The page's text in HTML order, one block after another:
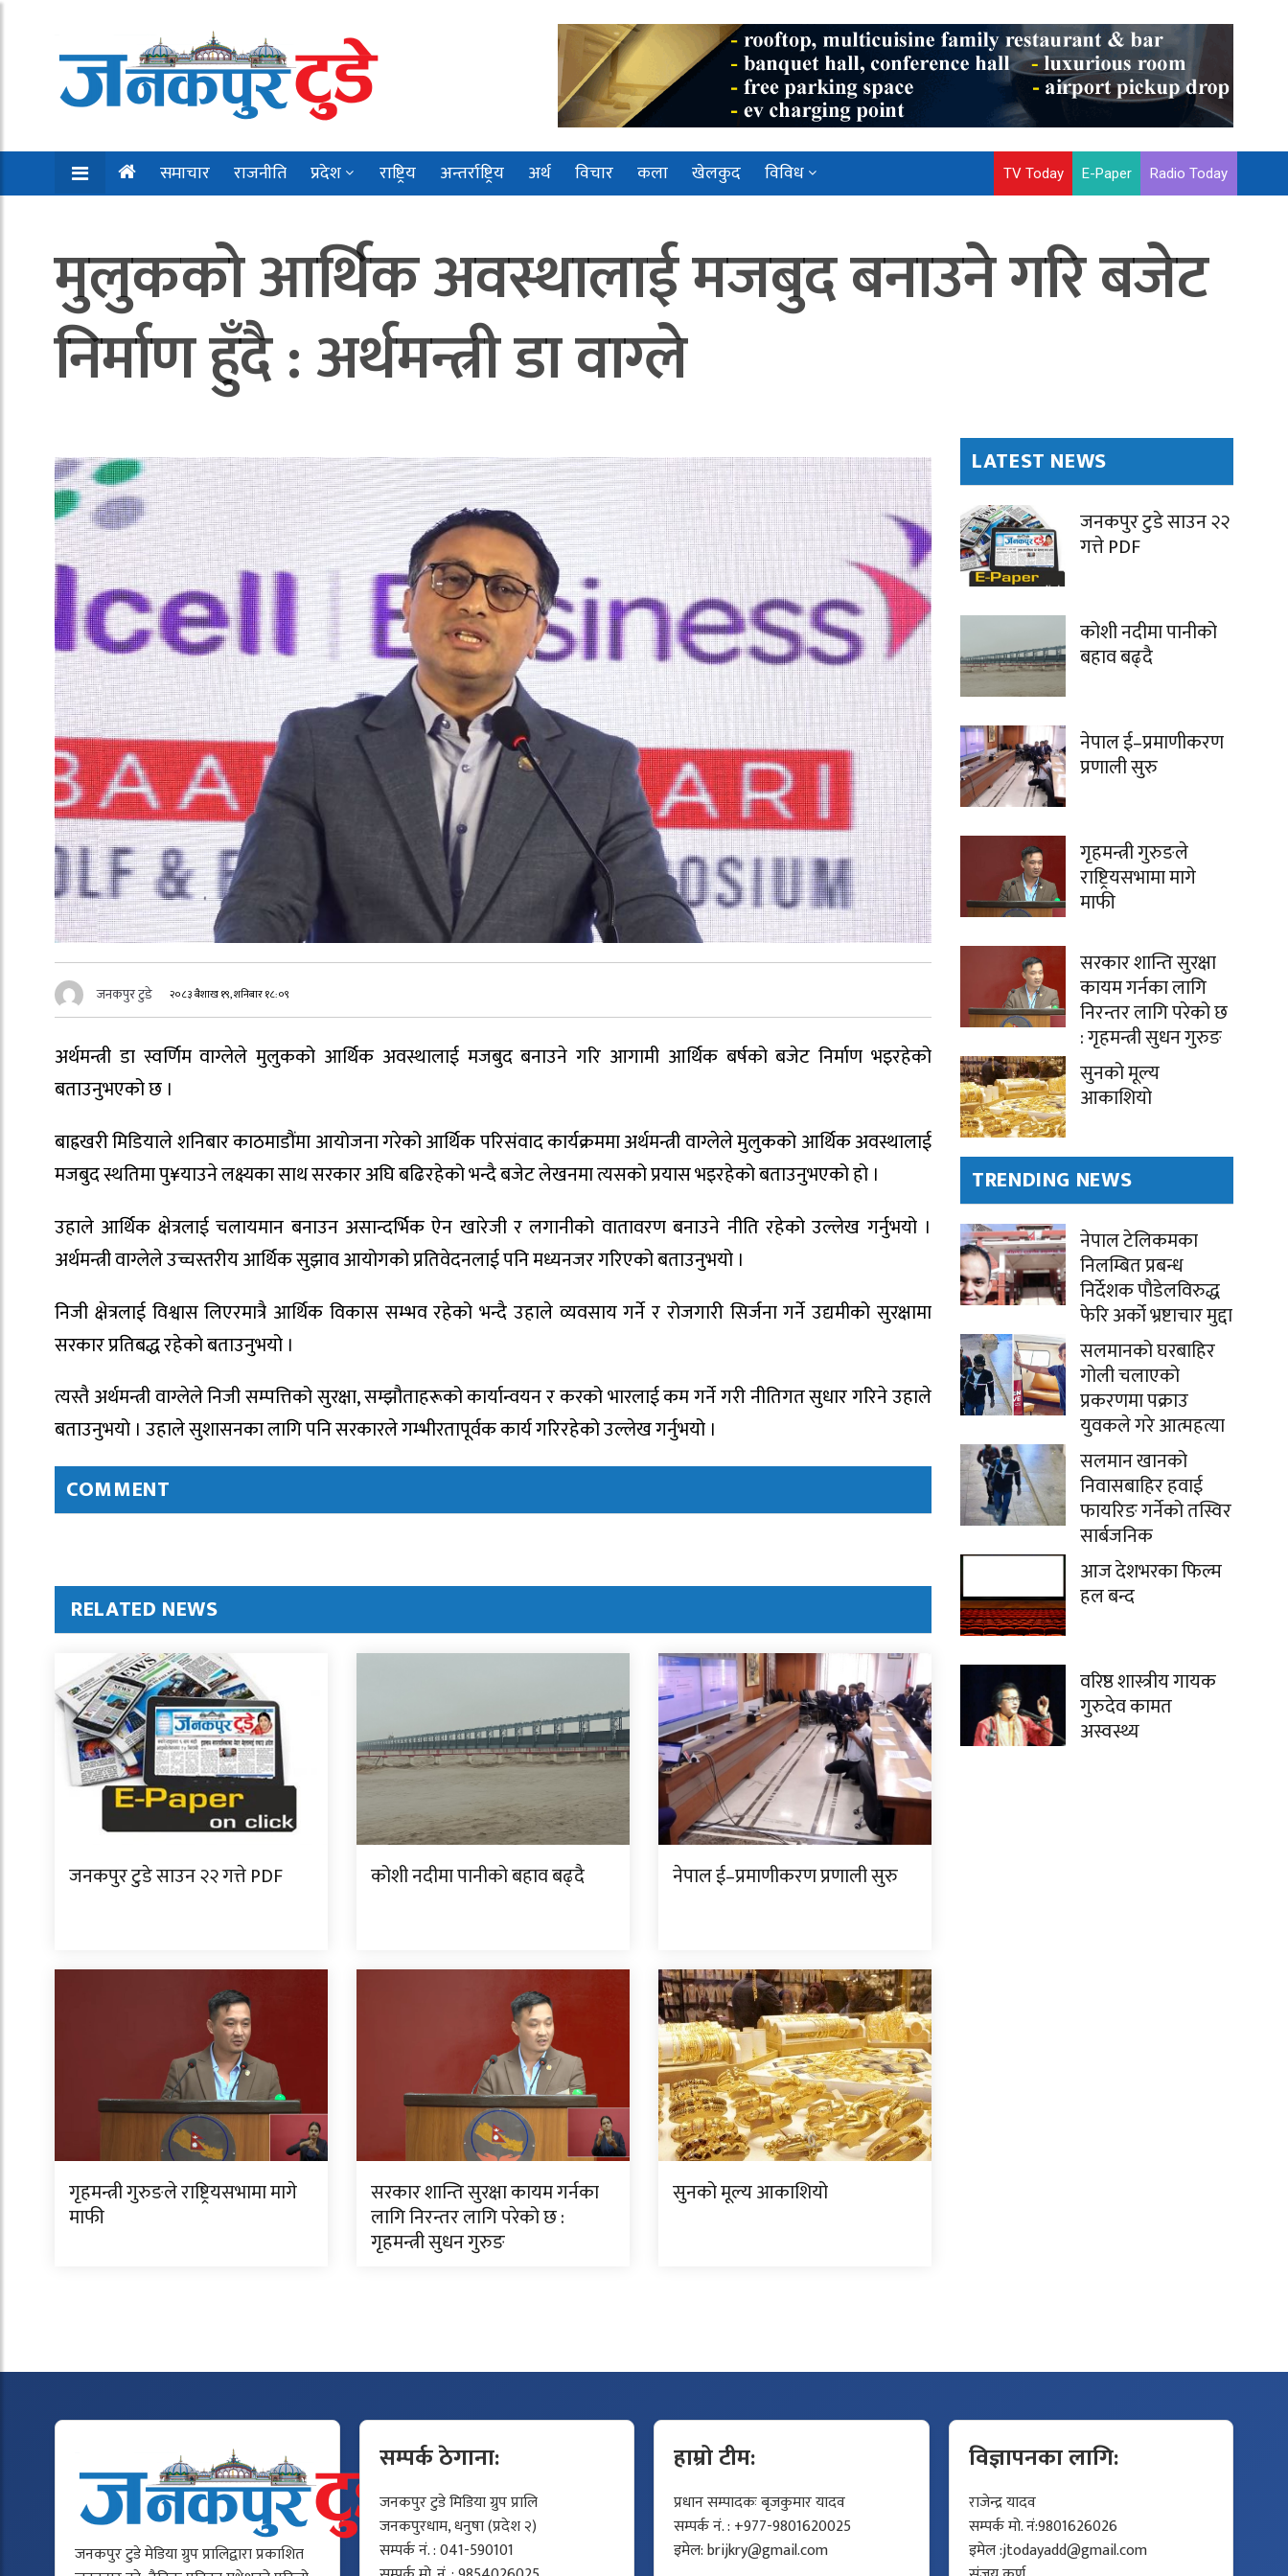
समाचार राजनीति प्रदेश राष्ट्रिय अन्तर्राष्ट्रिय अर्थ विचार कला खेलकुद विविध TV Today E-Paper Radio Today
मुलुकको आर्थिक अवस्थालाई मजबुद बनाउने गरि बजेट
निर्माण हुँदै : अर्थमन्त्री डा वाग्ले
जनकपुर टुडे २०८३ बैशाख १९, शनिबार १८:०९
अर्थमन्त्री डा स्वर्णिम वाग्लेले मुलुकको आर्थिक अवस्थालाई मजबुद बनाउने गरि आगामी आर्थिक बर्षको बजेट निर्माण भइरहेको
बताउनुभएको छ ।
बाह्रखरी मिडियाले शनिबार काठमाडौंमा आयोजना गरेको आर्थिक परिसंवाद कार्यक्रममा अर्थमन्त्री वाग्लेले मुलुकको आर्थिक अवस्थालाई
मजबुद स्थतिमा पु¥याउने लक्ष्यका साथ सरकार अघि बढिरहेको भन्दै बजेट लेखनमा त्यसको प्रयास भइरहेको बताउनुभएको हो ।
उहाले आर्थिक क्षेत्रलाई चलायमान बनाउन असान्दर्भिक ऐन खारेजी र लगानीको वातावरण बनाउने नीति रहेको उल्लेख गर्नुभयो ।
अर्थमन्त्री वाग्लेले उच्चस्तरीय आर्थिक सुझाव आयोगको प्रतिवेदनलाई पनि मध्यनजर गरिएको बताउनुभयो ।
निजी क्षेत्रलाई विश्वास लिएरमात्रै आर्थिक विकास सम्भव रहेको भन्दै उहाले व्यवसाय गर्ने र रोजगारी सिर्जना गर्ने उद्यमीको सुरक्षामा
सरकार प्रतिबद्ध रहेको बताउनुभयो ।
त्यस्तै अर्थमन्त्री वाग्लेले निजी सम्पत्तिको सुरक्षा, सम्झौताहरूको कार्यान्वयन र करको भारलाई कम गर्ने गरी नीतिगत सुधार गरिने उहाले
बताउनुभयो । उहाले सुशासनका लागि पनि सरकारले गम्भीरतापूर्वक कार्य गरिरहेको उल्लेख गर्नुभयो ।
COMMENT
RELATED NEWS
जनकपुर टुडे साउन २२ गत्ते PDF कोशी नदीमा पानीको बहाव बढ्दै नेपाल ई–प्रमाणीकरण प्रणाली सुरु
गृहमन्त्री गुरुङले राष्ट्रियसभामा मागे
माफी
सरकार शान्ति सुरक्षा कायम गर्नका
लागि निरन्तर लागि परेको छ :
गृहमन्त्री सुधन गुरुङ
सुनको मूल्य आकाशियो
LATEST NEWS
जनकपुर टुडे साउन २२
गत्ते PDF
कोशी नदीमा पानीको
बहाव बढ्दै
नेपाल ई–प्रमाणीकरण
प्रणाली सुरु
गृहमन्त्री गुरुङले
राष्ट्रियसभामा मागे
माफी
सरकार शान्ति सुरक्षा
कायम गर्नका लागि
निरन्तर लागि परेको छ
: गृहमन्त्री सुधन गुरुङ
सुनको मूल्य
आकाशियो
TRENDING NEWS
नेपाल टेलिकमका
निलम्बित प्रबन्ध
निर्देशक पौडेलविरुद्ध
फेरि अर्को भ्रष्टाचार मुद्दा
सलमानको घरबाहिर
गोली चलाएको
प्रकरणमा पक्राउ
युवकले गरे आत्महत्या
सलमान खानको
निवासबाहिर हवाई
फायरिङ गर्नेको तस्विर
सार्बजनिक
आज देशभरका फिल्म
हल बन्द
वरिष्ठ शास्त्रीय गायक
गुरुदेव कामत
अस्वस्थ्य
जनकपुर टुडे मेडिया ग्रुप प्रालिद्वारा प्रकाशित
सम्पर्क ठेगाना:
जनकपुर टुडे मिडिया ग्रुप प्रालि
जनकपुरधाम, धनुषा (प्रदेश २)
सम्पर्क नं. : 041-590101
हाम्रो टीम:
प्रधान सम्पादकः बृजकुमार यादव
सम्पर्क नं. : +977-9801620025
इमेल:brijkry@gmail.com
विज्ञापनका लागि:
राजेन्द्र यादव
सम्पर्क मो. नं:9801626026
इमेल :jtodayadd@gmail.com